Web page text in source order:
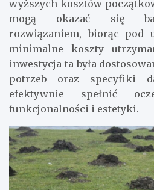
wyższych kosztów
mogą okazać się
rozwiązaniem, biorąc pod
minimalne koszty
inwestycja ta była
potrzeb oraz specyfiki
efektywnie spełnić
funkcjonalności i estetyki.